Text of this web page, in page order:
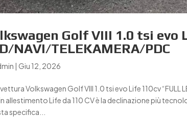
Golf VIII 1.0 tsi evo
NAVI/TELEKAMERA/PDC
| Giu 12, 2026
Volkswagen Golf VIII 1.0 tsi evo Life 110cv “FULL
allestimento Life da 110 CV è la declinazione più
specifica...